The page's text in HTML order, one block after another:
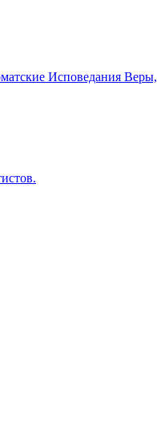
Исповедания Веры,